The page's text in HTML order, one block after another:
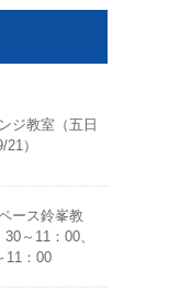
ジ教室（五日
）
ース鈴峯教
～11：00、
11：00